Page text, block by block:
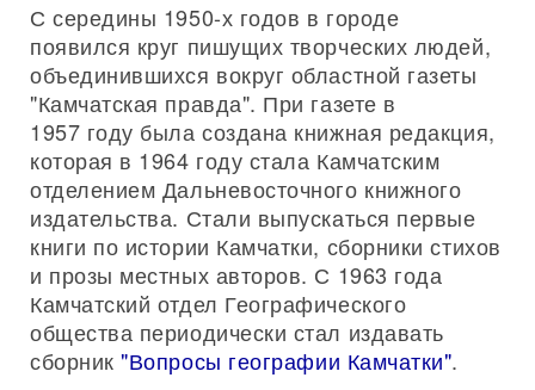
С середины 1950-х годов в городе
появился круг пишущих творческих людей,
объединившихся вокруг областной газеты
"Камчатская правда". При газете в
1957 году была создана книжная редакция,
которая в 1964 году стала Камчатским
отделением Дальневосточного книжного
издательства. Стали выпускаться первые
книги по истории Камчатки, сборники стихов
и прозы местных авторов. С 1963 года
Камчатский отдел Географического
общества периодически стал издавать
сборник "Вопросы географии Камчатки".